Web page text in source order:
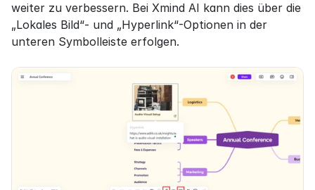
weiter zu verbessern. Bei Xmind AI kann dies über die
„Lokales Bild“- und „Hyperlink“-Optionen in der
unteren Symbolleiste erfolgen.